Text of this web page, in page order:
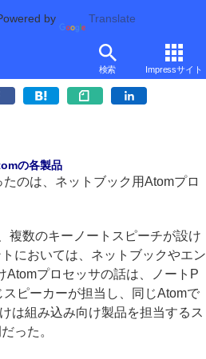
by Translate
検索 Impressサイト
週刊PCホットライン■
ットデバイスでも成功するか
の各製品
のは、ネットブック用Atomプロ
複数のキーノートスピーチが設け
においては、ネットブックやエン
Atomプロセッサの話は、ノートP
ピーカーが担当し、同じAtomで
は組み込み向け製品を担当するス
った。